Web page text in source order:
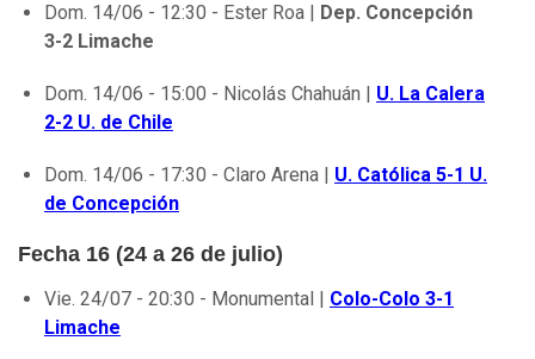
Dom. 14/06 - 12:30 - Ester Roa | Dep. Concepción
3-2 Limache
Dom. 14/06 - 15:00 - Nicolás Chahuán | U. La Calera
2-2 U. de Chile
Dom. 14/06 - 17:30 - Claro Arena | U. Católica 5-1 U.
de Concepción
Fecha 16 (24 a 26 de julio)
Vie. 24/07 - 20:30 - Monumental | Colo-Colo 3-1
Limache